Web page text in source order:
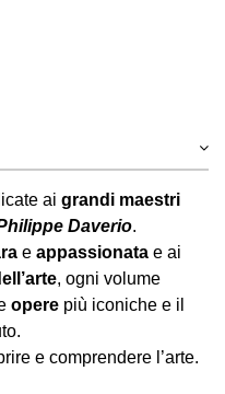
ai grandi maestri
Daverio.
e appassionata e ai
, ogni volume
opere più iconiche e il
e comprendere l’arte.